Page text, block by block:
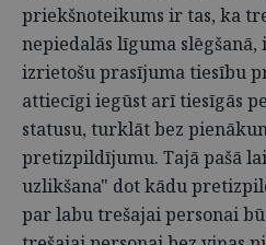
priekšnoteikums ir tas, ka
nepiedalās līguma
izrietošu prasījuma tiesību
attiecīgi iegūst arī tiesīgās
statusu, turklāt bez
pretizpildījumu. Tajā pašā
uzlikšana" dot kādu
par labu trešajai personai